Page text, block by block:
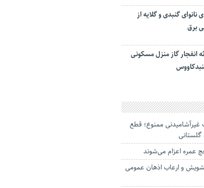
نانوای گنبدی و گلایه از
برق
انفجار گاز منزل مسکونی
غیرآشامیدنی ممنوع؛ قطع
گلستانی
جرم تشویش و ارعاب اذهان عمومی